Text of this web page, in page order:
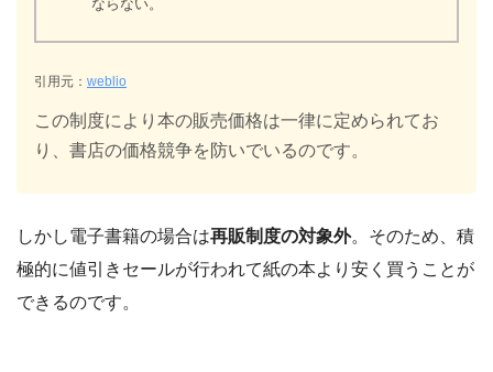
ならない。
引用元： weblio
この制度により本の販売価格は一律に定められてお
り、書店の価格競争を防いでいるのです。
しかし電子書籍の場合は再販制度の対象外。そのため、積
極的に値引きセールが行われて紙の本より安く買うことが
できるのです。